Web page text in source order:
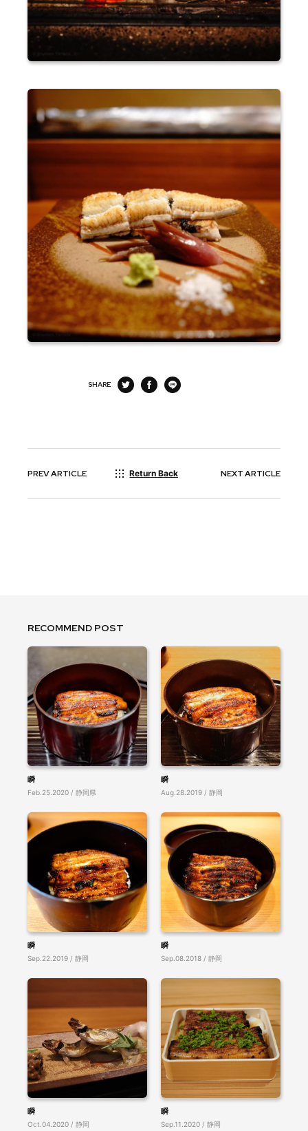
SHARE
PREVARTICLE Return Back NEXTARTICLE
RECOMMEND POST
瞬
Feb.25.2020 / 静岡県
瞬
Aug.28.2019 / 静岡
瞬
Sep.22.2019 / 静岡
瞬
Sep.08.2018 / 静岡
瞬
Oct.04.2020 / 静岡
瞬
Sep.11.2020 / 静岡